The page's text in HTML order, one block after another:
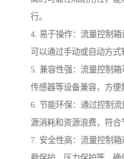
行。
4. 易于操作：流量控制
可以通过手动或自动方式
5. 兼容性强：流量控制箱
传感器等设备兼容，方便
6. 节能环保：通过控制
源消耗和资源浪费，符合
7. 安全性高：流量控制